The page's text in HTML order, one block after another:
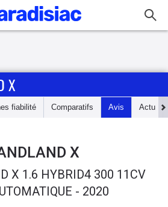
X
fiabilité Comparatifs Avis Actu
X
X 1.6 HYBRID4 300 11CV
- 2020